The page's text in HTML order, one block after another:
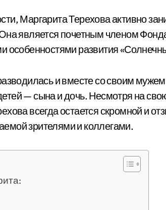
Маргарита Терехова активно
Она является почетным членом
особенностями развития
и вместе со своим
— сына и дочь. Несмотря на
всегда остается скромной и
зрителями и коллегами.